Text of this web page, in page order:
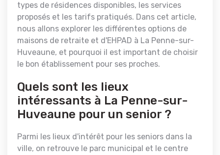
types de résidences disponibles, les services
proposés et les tarifs pratiqués. Dans cet article,
nous allons explorer les différentes options de
maisons de retraite et d'EHPAD à La Penne-sur-
Huveaune, et pourquoi il est important de choisir
le bon établissement pour ses proches.
Quels sont les lieux
intéressants à La Penne-sur-
Huveaune pour un senior ?
Parmi les lieux d'intérêt pour les seniors dans la
ville, on retrouve le parc municipal et le centre